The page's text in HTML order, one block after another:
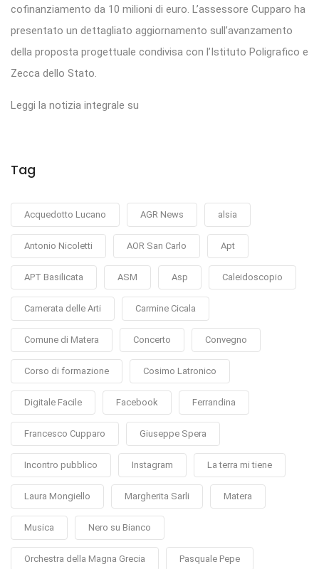
cofinanziamento da 10 milioni di euro. L’assessore Cupparo ha
presentato un dettagliato aggiornamento sull’avanzamento
della proposta progettuale condivisa con l’Istituto Poligrafico e
Zecca dello Stato.
Leggi la notizia integrale su
Tag
Acquedotto Lucano AGR News alsia
Antonio Nicoletti AOR San Carlo Apt
APT Basilicata ASM Asp Caleidoscopio
Camerata delle Arti Carmine Cicala
Comune di Matera Concerto Convegno
Corso di formazione Cosimo Latronico
Digitale Facile Facebook Ferrandina
Francesco Cupparo Giuseppe Spera
Incontro pubblico Instagram La terra mi tiene
Laura Mongiello Margherita Sarli Matera
Musica Nero su Bianco
Orchestra della Magna Grecia Pasquale Pepe